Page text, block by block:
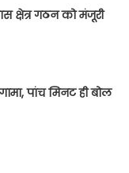
क्षेत्र गठन को मंजूरी
पांच मिनट ही बोल